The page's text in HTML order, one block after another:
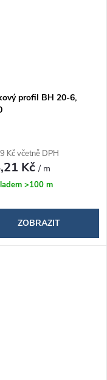
profil BH 20-6,
Kč včetně DPH
Kč/ m
>100 m
ZOBRAZIT